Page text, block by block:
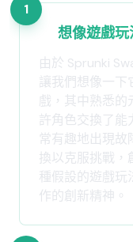
1
想像遊戲玩
由於 Sprunki
讓我們想像一下
戲，其中熟悉的
許角色交換了能
常有趣地出現故
換以克服挑戰，
種假設的遊戲玩
作的創新精神。